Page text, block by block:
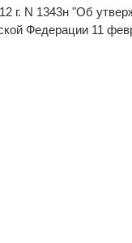
г. N 1343н "Об
Федерации 11